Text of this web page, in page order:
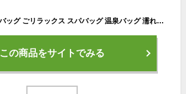
サウナバッグ 撥水 バッグ ごリラックス スパバッグ 温泉バッグ 濡れた服 袋 水着 入れ 洋服 タオル サウナセット 収納 はっ水 ブラック グレー サウナ 風呂 温泉 海 海水浴 プール スイミング 水泳 キャンプ アウトドア スポーツ 部活 ジム レディース メンズ 女性 男性
この商品をサイトでみる